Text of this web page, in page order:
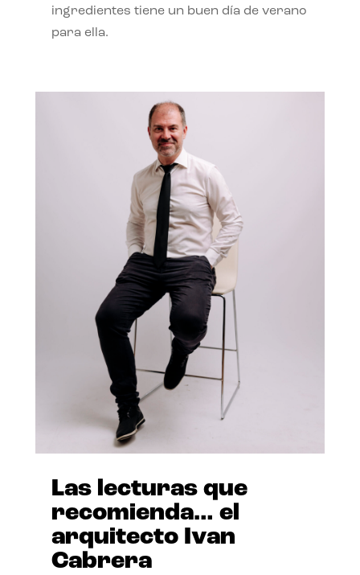
ingredientes tiene un buen día de verano
para ella.
Las lecturas que
recomienda… el
arquitecto Ivan
Cabrera